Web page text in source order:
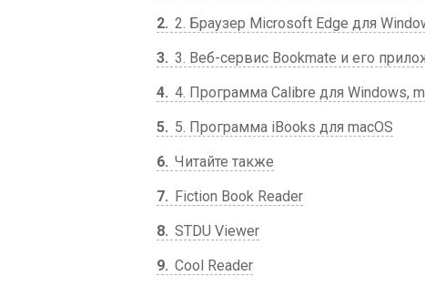
2 2. Браузер Microsoft Edge для
3 3. Веб-сервис Bookmate и его
4 4. Программа Calibre для Windows,
5
5. Программа iBooks для macOS
6 Читайте также
7
Fiction Book Reader
8 STDU Viewer
9 Cool Reader